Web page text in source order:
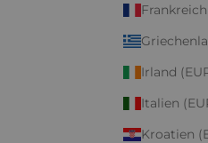
Irland
Italien
Kroatien